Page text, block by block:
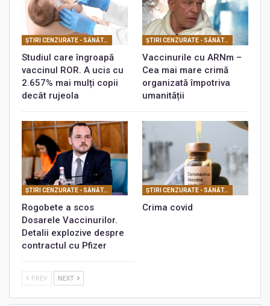
ŞTIRI CENZURATE - SĂNĂTATE
Studiul care îngroapă
vaccinul ROR. A ucis cu
2.657% mai mulți copii
decât rujeola
ŞTIRI CENZURATE - SĂNĂTATE
Vaccinurile cu ARNm –
Cea mai mare crimă
organizată împotriva
umanității
ŞTIRI CENZURATE - SĂNĂTATE
Rogobete a scos
Dosarele Vaccinurilor.
Detalii explozive despre
contractul cu Pfizer
ŞTIRI CENZURATE - SĂNĂTATE
Crima covid
PREV NEXT